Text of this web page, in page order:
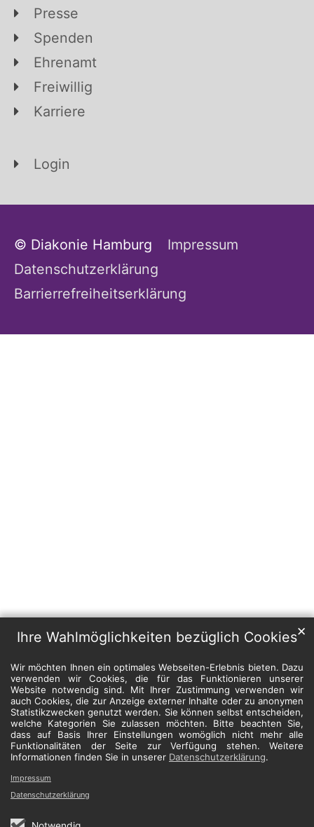
Ihre Wahlmöglichkeiten bezüglich Cookies
Wir möchten Ihnen ein optimales Webseiten-Erlebnis bieten. Dazu
verwenden wir Cookies, die für das Funktionieren unserer
Website notwendig sind. Mit Ihrer Zustimmung verwenden wir
auch Cookies, die zur Anzeige externer Inhalte oder zu anonymen
Statistikzwecken genutzt werden. Sie können selbst entscheiden,
welche Kategorien Sie zulassen möchten. Bitte beachten Sie,
dass auf Basis Ihrer Einstellungen womöglich nicht mehr alle
Funktionalitäten der Seite zur Verfügung stehen. Weitere
Informationen finden Sie in unserer Datenschutzerklärung.
✕
Impressum
Datenschutzerklärung
Presse
Spenden
Ehrenamt
Freiwillig
Karriere
Login
© Diakonie Hamburg
Impressum
Datenschutzerklärung
Barrierrefreiheitserklärung